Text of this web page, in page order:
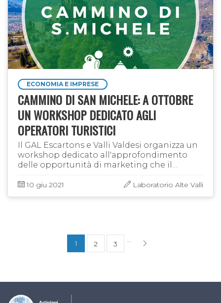
ECONOMIA E IMPRESE
CAMMINO DI SAN MICHELE: A OTTOBRE
UN WORKSHOP DEDICATO AGLI
OPERATORI TURISTICI
Il GAL Escartons e Valli Valdesi organizza un
workshop dedicato all'approfondimento
delle opportunità di marketing che il
Cammino di San Michele può rivestire per
gli operatori turistici e alla …
10 giu 2021 Laboratorio Alte Valli
1 2 3 ...